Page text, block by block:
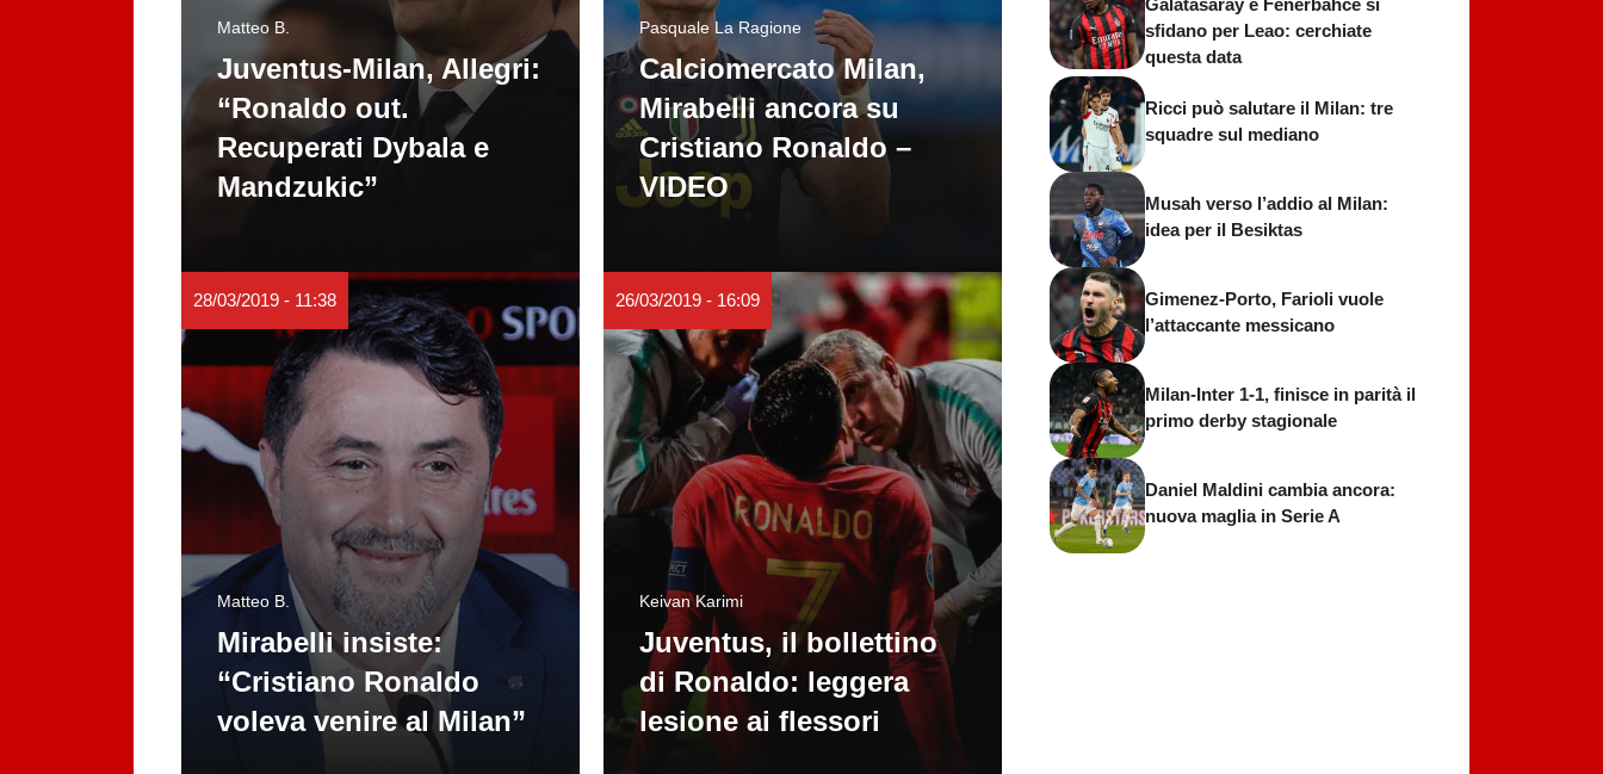
Matteo B.
Juventus-Milan, Allegri:
“Ronaldo out.
Recuperati Dybala e
Mandzukic”
Pasquale La Ragione
Calciomercato Milan,
Mirabelli ancora su
Cristiano Ronaldo –
VIDEO
28/03/2019 - 11:38
Matteo B.
Mirabelli insiste:
“Cristiano Ronaldo
voleva venire al Milan”
26/03/2019 - 16:09
Keivan Karimi
Juventus, il bollettino
di Ronaldo: leggera
lesione ai flessori
Galatasaray e Fenerbahce si
sfidano per Leao: cerchiate
questa data
Ricci può salutare il Milan: tre
squadre sul mediano
Musah verso l’addio al Milan:
idea per il Besiktas
Gimenez-Porto, Farioli vuole
l’attaccante messicano
Milan-Inter 1-1, finisce in parità il
primo derby stagionale
Daniel Maldini cambia ancora:
nuova maglia in Serie A